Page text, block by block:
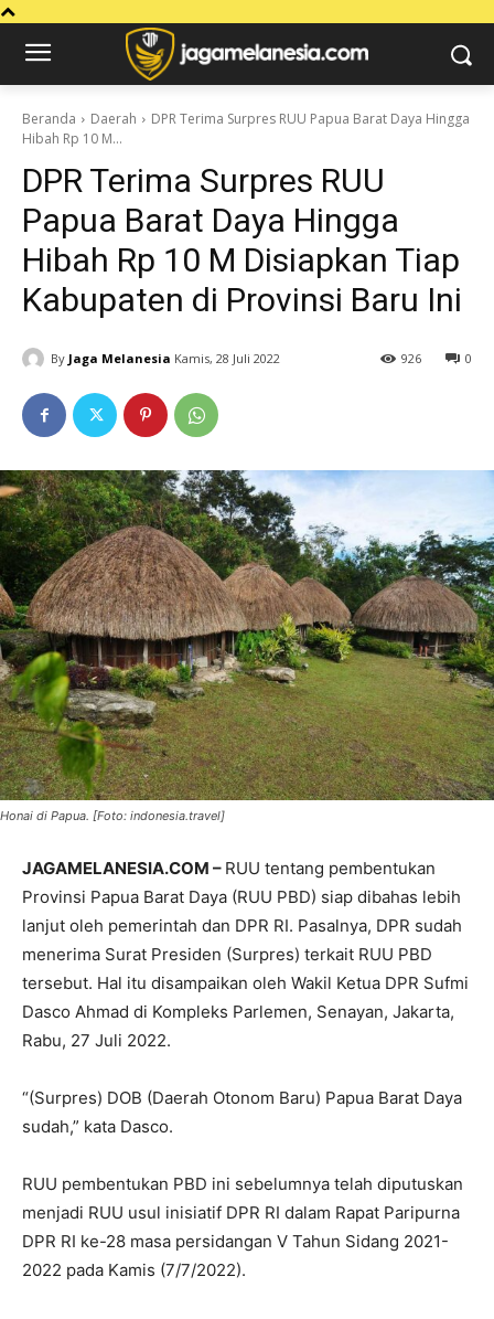
Beranda Daerah
DPR Terima Surpres RUU Papua Barat Daya Hingga
Hibah Rp 10 M...
DPR Terima Surpres RUU
Papua Barat Daya Hingga
Hibah Rp 10 M Disiapkan Tiap
Kabupaten di Provinsi Baru Ini
By Jaga Melanesia Kamis, 28 Juli 2022 0
926
Honai di Papua. [Foto: indonesia.travel]
JAGAMELANESIA.COM – RUU tentang pembentukan
Provinsi Papua Barat Daya (RUU PBD) siap dibahas lebih
lanjut oleh pemerintah dan DPR RI. Pasalnya, DPR sudah
menerima Surat Presiden (Surpres) terkait RUU PBD
tersebut. Hal itu disampaikan oleh Wakil Ketua DPR Sufmi
Dasco Ahmad di Kompleks Parlemen, Senayan, Jakarta,
Rabu, 27 Juli 2022.
“(Surpres) DOB (Daerah Otonom Baru) Papua Barat Daya
sudah,” kata Dasco.
RUU pembentukan PBD ini sebelumnya telah diputuskan
menjadi RUU usul inisiatif DPR RI dalam Rapat Paripurna
DPR RI ke-28 masa persidangan V Tahun Sidang 2021-
2022 pada Kamis (7/7/2022).